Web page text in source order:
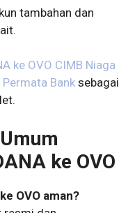
tambahan dan
ke OVO CIMB Niaga
Bank sebagai
ke OVO
OVO aman?